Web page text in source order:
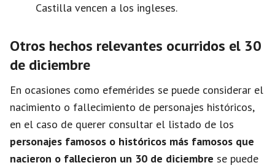
Castilla vencen a los ingleses.
Otros hechos relevantes ocurridos el 30
de diciembre
En ocasiones como efemérides se puede considerar el
nacimiento o fallecimiento de personajes históricos,
en el caso de querer consultar el listado de los
personajes famosos o históricos más famosos que
nacieron o fallecieron un 30 de diciembre se puede